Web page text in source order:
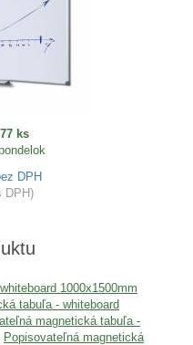
ks
DPH
DPH)
1000x1500mm
tabuľa - whiteboard
magnetická tabuľa -
Popisovateľná magnetická